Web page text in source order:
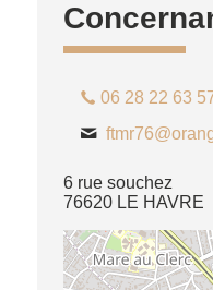
06 28 22 63
6 rue souchez
76620 LE HAVRE